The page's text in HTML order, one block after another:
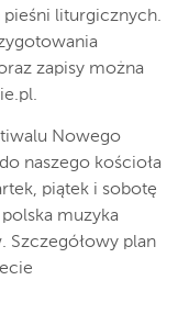
liturgicznych.
zapisy można
Nowego
naszego kościoła
piątek i sobotę
muzyka
Szczegółowy plan